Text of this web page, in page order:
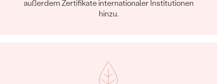
außerdem Zertifikate internationaler Institutionen
hinzu.